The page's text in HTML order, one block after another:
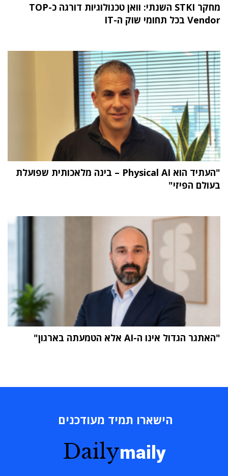
מחקר STKI השנתי: וואן טכנולוגיות דורגה כ-TOP
Vendor בכל תחומי שוק ה-IT
"העתיד הוא Physical AI – בינה מלאכותית שפועלת
בעולם הפיזי"
"האתגר הגדול אינו ה-AI אלא הטמעתה בארגון"
הישארו תמיד מעודכנים
Dailymaily